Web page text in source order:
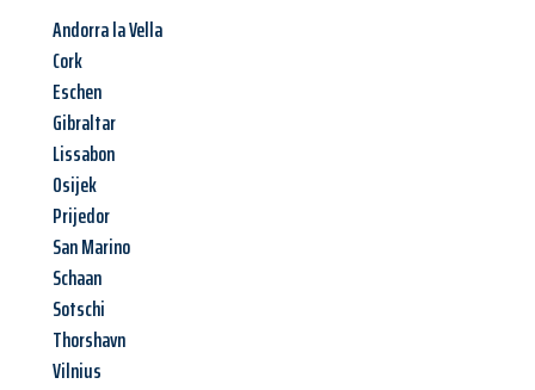
Andorra la Vella
Cork
Eschen
Gibraltar
Lissabon
Osijek
Prijedor
San Marino
Schaan
Sotschi
Thorshavn
Vilnius